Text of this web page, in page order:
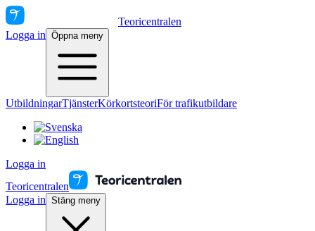
Teoricentralen
Logga in Öppna meny
UtbildningarTjänsterKörkortsteoriFör trafikutbildare
Logga in
Teoricentralen
Logga in Stäng meny